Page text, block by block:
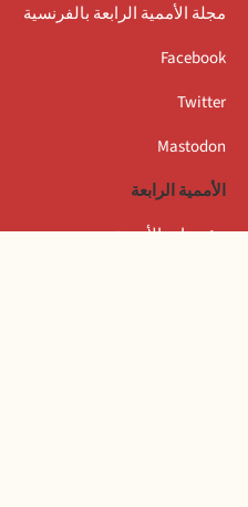
مجلة الأممية الرابعة بالفرنسية
Facebook
Twitter
Mastodon
الأممية الرابعة
مؤتمرات الأممية